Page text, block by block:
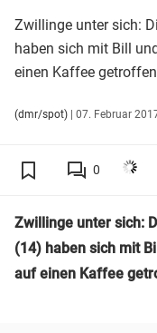
Zwillinge unter sich:
haben sich mit Bill
einen Kaffee
(dmr/spot) | 07. Februar
0
Zwillinge unter sich:
(14) haben sich mit
auf einen Kaffee